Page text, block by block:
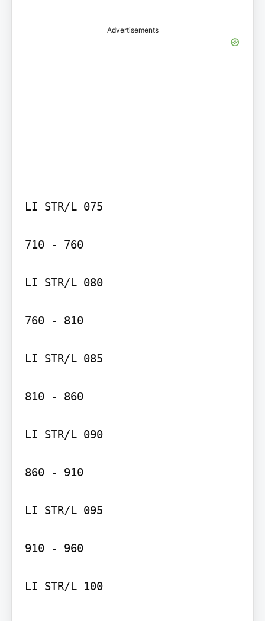
Advertisements
LI STR/L 075
710 - 760
LI STR/L 080
760 - 810
LI STR/L 085
810 - 860
LI STR/L 090
860 - 910
LI STR/L 095
910 - 960
LI STR/L 100